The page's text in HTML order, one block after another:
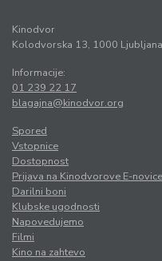
Kinodvor
Kolodvorska 13, 1000 Ljubljana
Informacije:
01 239 22 17
blagajna@kinodvor.org
Spored
Vstopnice
Dostopnost
Prijava na Kinodvorove E-novice
Darilni boni
Klubske ugodnosti
Napovedujemo
Filmi
Kino na zahtevo